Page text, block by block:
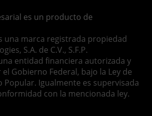
es un producto de
una marca registrada propiedad
S.A. de C.V., S.F.P.
entidad financiera autorizada y
Gobierno Federal, bajo la Ley de
Popular. Igualmente es supervisada
con la mencionada ley.